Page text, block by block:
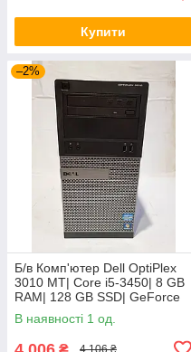
Купити
–2%
Б/в Комп'ютер Dell OptiPlex
3010 MT| Core i5-3450| 8 GB
RAM| 128 GB SSD| GeForce
8400 GS 512MB
В наявності 1 од.